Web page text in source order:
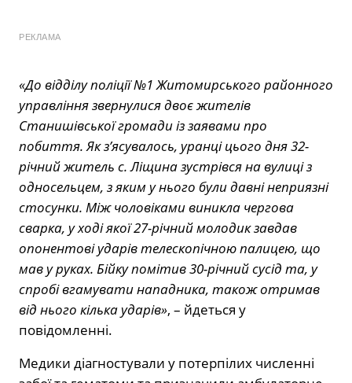
РЕКЛАМА
«До відділу поліції №1 Житомирського районного
управління звернулися двоє жителів
Станишівської громади із заявами про
побиття. Як з’ясувалось, уранці цього дня 32-
річний житель с. Ліщина зустрівся на вулиці з
односельцем, з яким у нього були давні неприязні
стосунки. Між чоловіками виникла чергова
сварка, у ході якої 27-річний молодик завдав
опонентові ударів телескопічною палицею, що
мав у руках. Бійку помітив 30-річний сусід та, у
спробі вгамувати нападника, також отримав
від нього кілька ударів», – йдеться у
повідомленні.
Медики діагностували у потерпілих численні